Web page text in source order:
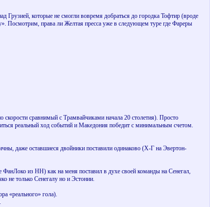
Грузией, которые не смогли вовремя добраться до городка Тофтир (вроде
Посмотрим, права ли Желтая пресса уже в следующем туре где Фареры
сравнимый с Трамвайчиками начала 20 столетия). Просто
реальный ход событий и Македония победит с минимальным счетом.
даже оставшиеся двойники поставили одинаково (Х-Г на Эвертон-
из НН) как на меня поставил в духе своей команды на Сенегал,
не только Сенегалу но и Эстонии.
«реального» гола).